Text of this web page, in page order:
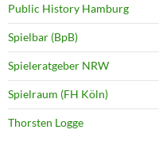
Public History Hamburg
Spielbar (BpB)
Spieleratgeber NRW
Spielraum (FH Köln)
Thorsten Logge